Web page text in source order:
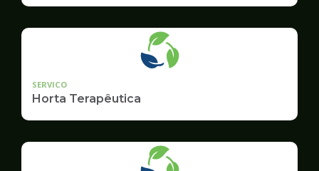
SERVICO
Horta Terapêutica